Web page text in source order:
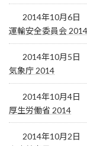
2014年10月6日
運輸安全委員会 2014
2014年10月5日
気象庁 2014
2014年10月4日
厚生労働省 2014
2014年10月2日